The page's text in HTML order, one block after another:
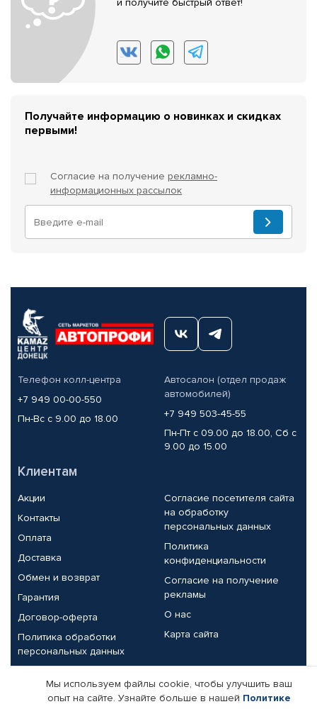
и получите быстрый ответ!
Получайте информацию о новинках и скидках
первыми!
Согласие на получение рекламно-
информационных рассылок
Телефон колл-центра
+7 949 00-00-550
Пн-Вс с 9.00 до 18.00
Автосалон (отдел продаж
автомобилей)
+7 949 503-45-55
Пн-Пт с 09.00 до 18.00, Сб с
9.00 до 15.00
Клиентам
Акции
Контакты
Оплата
Доставка
Обмен и возврат
Гарантия
Договор-оферта
Политика обработки
персональных данных
Согласие посетителя сайта
на обработку
персональных данных
Политика
конфиденциальности
Согласие на получение
рекламы
О нас
Карта сайта
Партнерам
Мы используем файлы cookie, чтобы улучшить ваш
опыт на сайте. Узнайте больше в нашей Политике